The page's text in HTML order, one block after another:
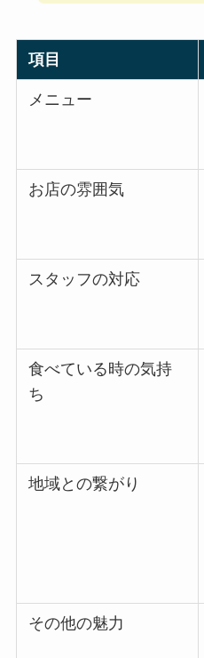
項目
メニュー
お店の雰囲気
スタッフの対応
食べている時の気持
ち
地域との繋がり
その他の魅力